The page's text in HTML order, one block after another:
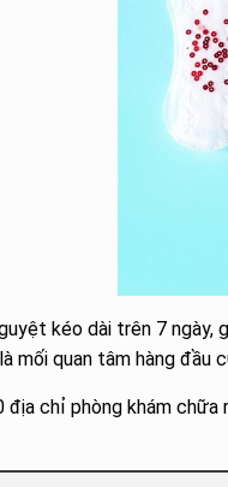
kéo dài trên 7
mối quan tâm hàng đầu
chỉ phòng khám